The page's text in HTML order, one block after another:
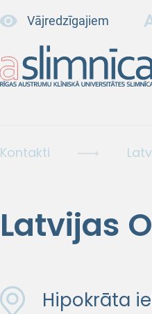
Vājredzīgajiem
Kontakti
Latvijas
Hipokrāta